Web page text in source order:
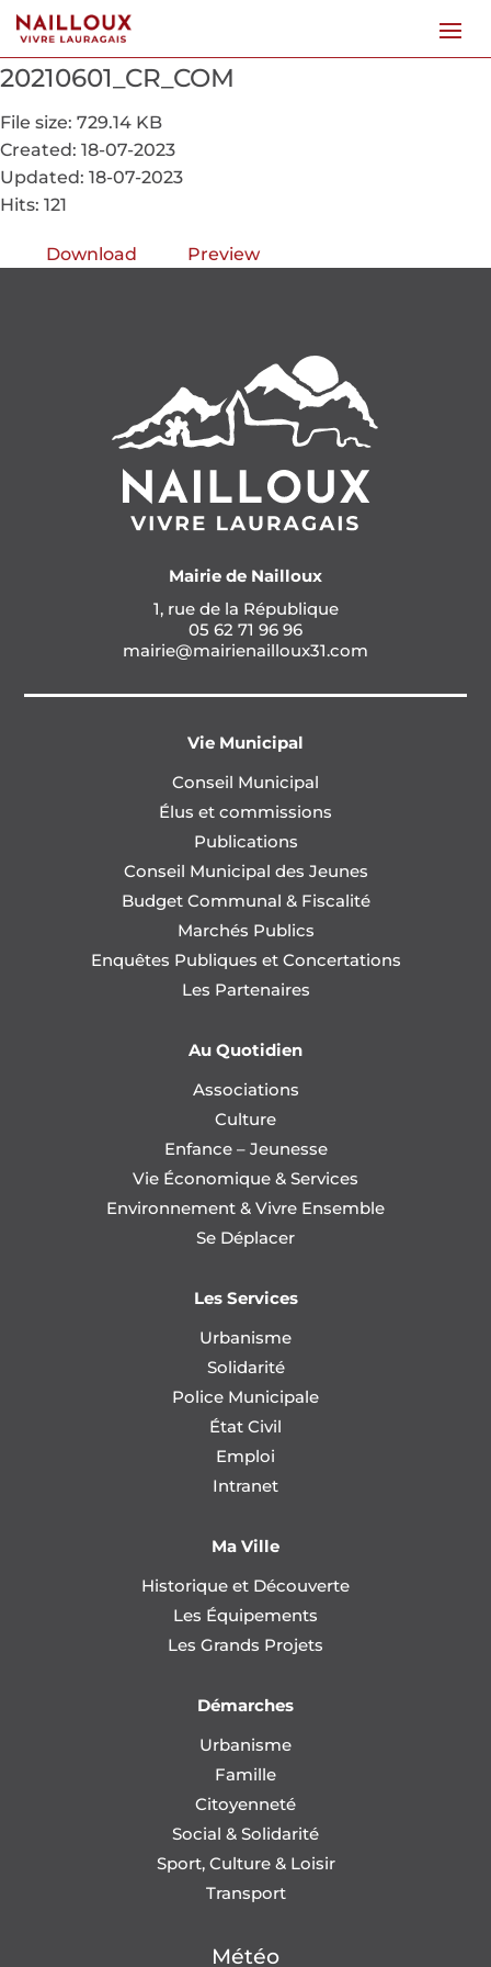
20210601_CR_COM
File size: 729.14 KB
Created: 18-07-2023
Updated: 18-07-2023
Hits: 121
Download Preview
Mairie de Nailloux
1, rue de la République
05 62 71 96 96
mairie@mairienailloux31.com
Vie Municipal
Conseil Municipal
Élus et commissions
Publications
Conseil Municipal des Jeunes
Budget Communal & Fiscalité
Marchés Publics
Enquêtes Publiques et Concertations
Les Partenaires
Au Quotidien
Associations
Culture
Enfance – Jeunesse
Vie Économique & Services
Environnement & Vivre Ensemble
Se Déplacer
Les Services
Urbanisme
Solidarité
Police Municipale
État Civil
Emploi
Intranet
Ma Ville
Historique et Découverte
Les Équipements
Les Grands Projets
Démarches
Urbanisme
Famille
Citoyenneté
Social & Solidarité
Sport, Culture & Loisir
Transport
Météo